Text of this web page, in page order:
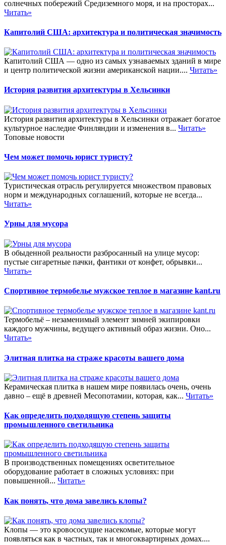
солнечных побережий Средиземного моря, и на просторах...
Читать»
Капитолий США: архитектура и политическая значимость
Капитолий США — одно из самых узнаваемых зданий в мире
и центр политической жизни американской нации.... Читать»
История развития архитектуры в Хельсинки
История развития архитектуры в Хельсинки отражает богатое
культурное наследие Финляндии и изменения в... Читать»
Топовые новости
Чем может помочь юрист туристу?
Туристическая отрасль регулируется множеством правовых
норм и международных соглашений, которые не всегда...
Читать»
Урны для мусора
В обыденной реальности разбросанный на улице мусор:
пустые сигаретные пачки, фантики от конфет, обрывки...
Читать»
Спортивное термобелье мужское теплое в магазине kant.ru
Термобельё – незаменимый элемент зимней экипировки
каждого мужчины, ведущего активный образ жизни. Оно...
Читать»
Элитная плитка на страже красоты вашего дома
Керамическая плитка в нашем мире появилась очень, очень
давно – ещё в древней Месопотамии, которая, как... Читать»
Как определить подходящую степень защиты
промышленного светильника
В производственных помещениях осветительное
оборудование работает в сложных условиях: при
повышенной... Читать»
Как понять, что дома завелись клопы?
Клопы — это кровососущие насекомые, которые могут
появляться как в частных, так и многоквартирных домах....